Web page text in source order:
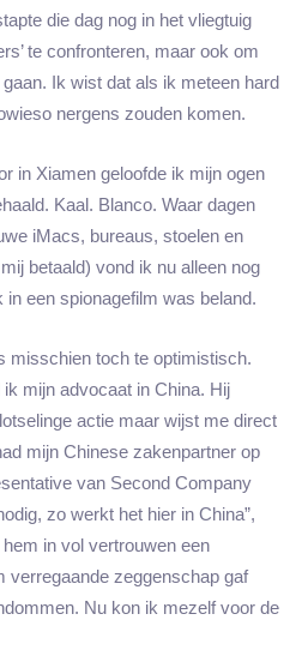
die dag nog in het vliegtuig
te confronteren, maar ook om
Ik wist dat als ik meteen hard
nergens zouden komen.
in Xiamen geloofde ik mijn ogen
Kaal. Blanco. Waar dagen
iMacs, bureaus, stoelen en
betaald) vond ik nu alleen nog
een spionagefilm was beland.
misschien toch te optimistisch.
mijn advocaat in China. Hij
actie maar wijst me direct
mijn Chinese zakenpartner op
van Second Company
zo werkt het hier in China”,
in vol vertrouwen een
verregaande zeggenschap gaf
Nu kon ik mezelf voor de